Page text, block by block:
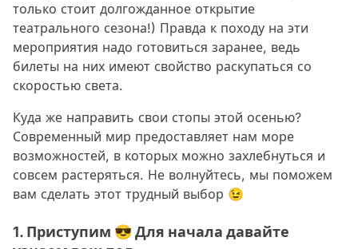
только стоит долгожданное открытие
театрального сезона!) Правда к походу на эти
мероприятия надо готовиться заранее, ведь
билеты на них имеют свойство раскупаться со
скоростью света.
Куда же направить свои стопы этой осенью?
Современный мир предоставляет нам море
возможностей, в которых можно захлебнуться и
совсем растеряться. Не волнуйтесь, мы поможем
вам сделать этот трудный выбор 😉
1. Приступим 😎 Для начала давайте